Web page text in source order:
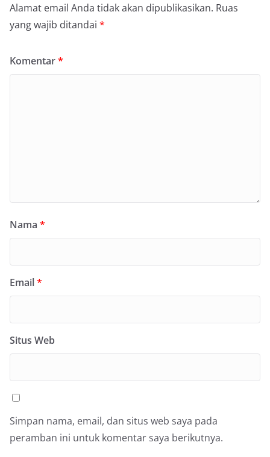
Alamat email Anda tidak akan dipublikasikan. Ruas
yang wajib ditandai *
Komentar*
Nama *
Email*
Situs Web
Simpan nama, email, dan situs web saya pada
peramban ini untuk komentar saya berikutnya.